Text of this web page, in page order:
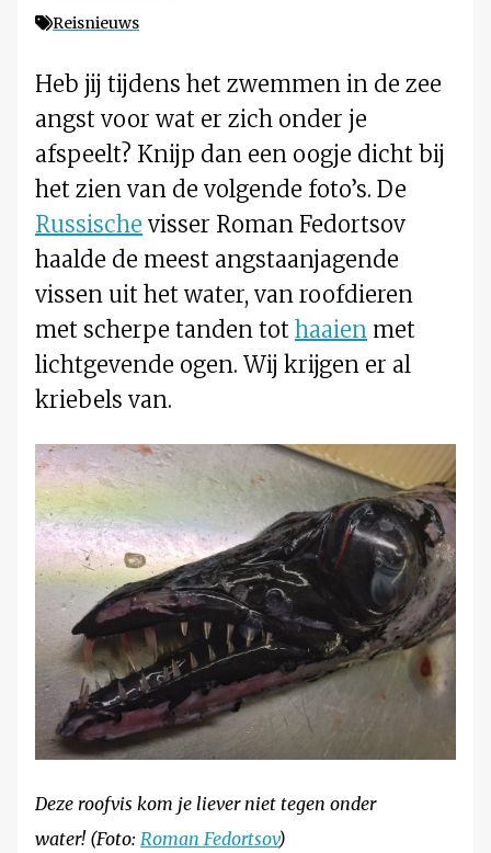
Reisnieuws
Heb jij tijdens het zwemmen in de zee
angst voor wat er zich onder je
afspeelt? Knijp dan een oogje dicht bij
het zien van de volgende foto’s. De
Russische visser Roman Fedortsov
haalde de meest angstaanjagende
vissen uit het water, van roofdieren
met scherpe tanden tot haaien met
lichtgevende ogen. Wij krijgen er al
kriebels van.
Deze roofvis kom je liever niet tegen onder
water! (Foto: Roman Fedortsov)